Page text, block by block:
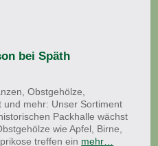
bei Späth
Obstgehölze,
und mehr: Unser Sortiment
Packhalle wächst
wie Apfel, Birne,
treffen ein mehr…